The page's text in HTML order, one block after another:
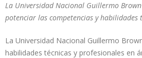
La Universidad Nacional Guillermo
potenciar las competencias y habilidades
La Universidad Nacional Guillermo
habilidades técnicas y profesionales en